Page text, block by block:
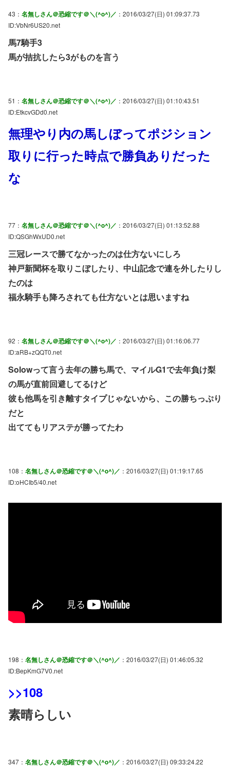
43： 名無しさん＠恐縮です＠＼(^o^)／ ：2016/03/27(日) 01:09:37.73
ID:VbNr6US20.net
馬7騎手3
馬が拮抗したら3がものを言う
51： 名無しさん＠恐縮です＠＼(^o^)／ ：2016/03/27(日) 01:10:43.51
ID:EtkcvGDd0.net
無理やり内の馬しぼってポジション
取りに行った時点で勝負ありだった
な
77： 名無しさん＠恐縮です＠＼(^o^)／ ：2016/03/27(日) 01:13:52.88
ID:QSGhWxUD0.net
三冠レースで勝てなかったのは仕方ないにしろ
神戸新聞杯を取りこぼしたり、中山記念で連を外したりし
たのは
福永騎手も降ろされても仕方ないとは思いますね
92： 名無しさん＠恐縮です＠＼(^o^)／ ：2016/03/27(日) 01:16:06.77
ID:aRB+zQQT0.net
Solowって言う去年の勝ち馬で、マイルG1で去年負け梨
の馬が直前回避してるけど
彼も他馬を引き離すタイプじゃないから、この勝ちっぷり
だと
出ててもリアステが勝ってたわ
108： 名無しさん＠恐縮です＠＼(^o^)／ ：2016/03/27(日) 01:19:17.65
ID:oHCIb5/40.net
198： 名無しさん＠恐縮です＠＼(^o^)／ ：2016/03/27(日) 01:46:05.32
ID:BepKmG7V0.net
>>108
素晴らしい
347： 名無しさん＠恐縮です＠＼(^o^)／ ：2016/03/27(日) 09:33:24.22